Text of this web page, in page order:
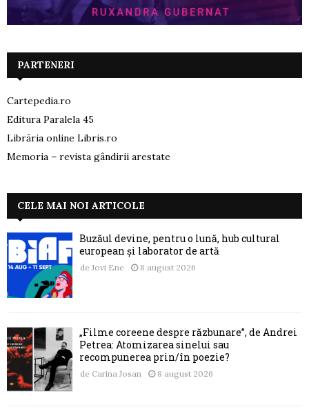
PARTENERI
Cartepedia.ro
Editura Paralela 45
Librăria online Libris.ro
Memoria – revista gândirii arestate
CELE MAI NOI ARTICOLE
Buzăul devine, pentru o lună, hub cultural
european și laborator de artă
de Jovi Ene 8 august 2026
„Filme coreene despre răzbunare”, de Andrei
Petrea: Atomizarea sinelui sau
recompunerea prin/în poezie?
de Carina Josan 8 august 2026